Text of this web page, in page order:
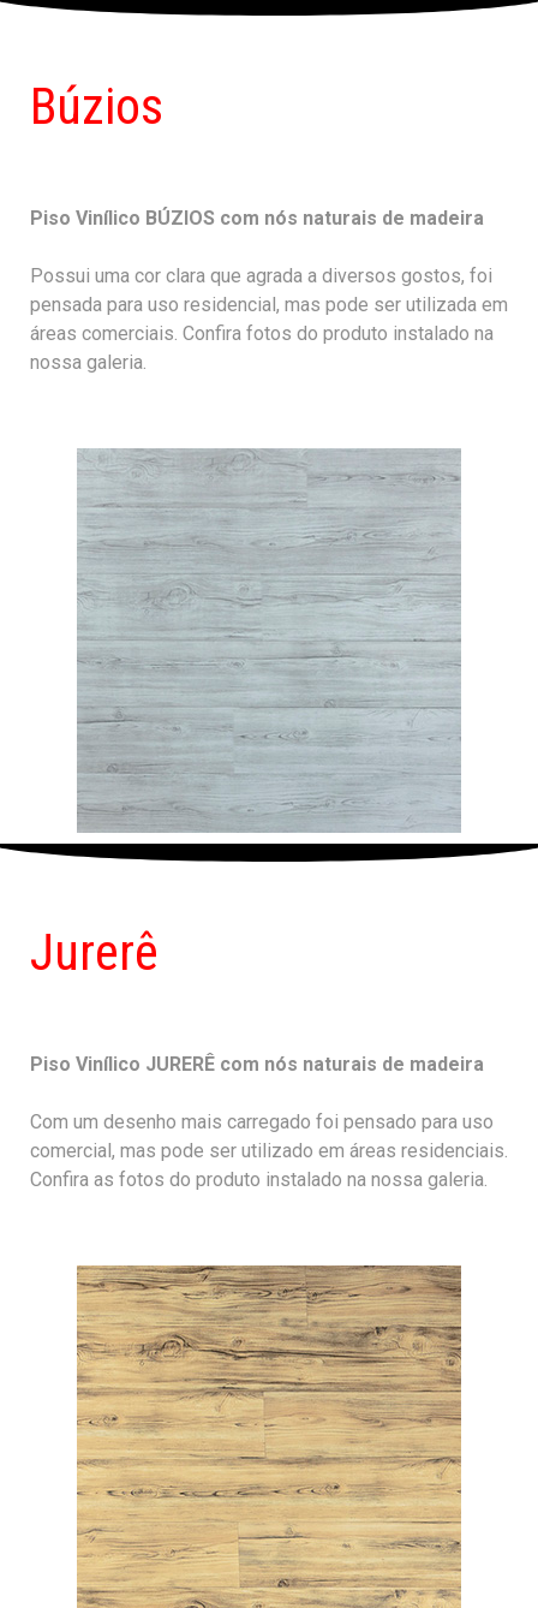
Búzios
Piso Vinílico BÚZIOS com nós naturais de madeira
Possui uma cor clara que agrada a diversos gostos, foi
pensada para uso residencial, mas pode ser utilizada em
áreas comerciais. Confira fotos do produto instalado na
nossa galeria.
Jurerê
Piso Vinílico JURERÊ com nós naturais de madeira
Com um desenho mais carregado foi pensado para uso
comercial, mas pode ser utilizado em áreas residenciais.
Confira as fotos do produto instalado na nossa galeria.